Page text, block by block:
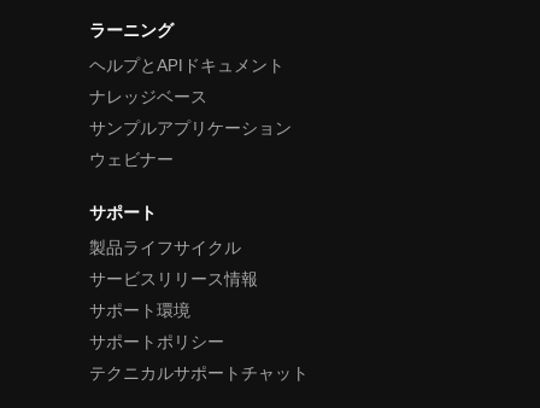
ラーニング
ヘルプとAPIドキュメント
ナレッジベース
サンプルアプリケーション
ウェビナー
サポート
製品ライフサイクル
サービスリリース情報
サポート環境
サポートポリシー
テクニカルサポートチャット